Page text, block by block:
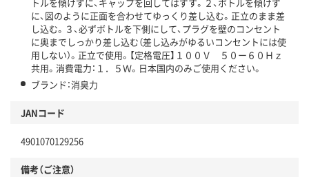
に、図のように正面を合わせてゆっくり差し込む。正立のまま差
し込む。３、必ずボトルを下側にして、プラグを壁のコンセント
に奥までしっかり差し込む（差し込みがゆるいコンセントには使
用しない）。正立で使用。【定格電圧】１００Ｖ ５０ー６０Ｈｚ
共用。消費電力：１．５Ｗ。日本国内のみご使用ください。
ブランド：消臭力
JANコード
4901070129256
備考（ご注意）